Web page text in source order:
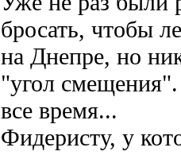
бросать, чтобы
на Днепре, но
"угол смещения".
все время...
Фидеристу, у